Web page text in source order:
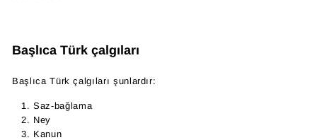
Başlıca Türk çalgıları
Başlıca Türk çalgıları şunlardır:
Saz-bağlama
Ney
Kanun